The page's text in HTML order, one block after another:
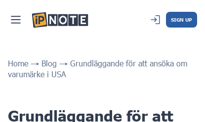
SIGN UP
Home Blog
Grundläggande för att ansöka om
varumärke i USA
Grundläggande för att